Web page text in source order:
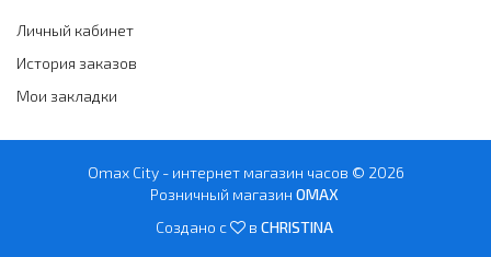
Личный кабинет
История заказов
Мои закладки
Omax City - интернет магазин часов © 2026
Розничный магазин OMAX
Создано с
в CHRISTINA